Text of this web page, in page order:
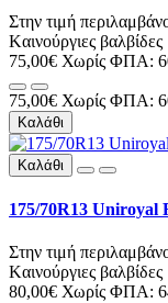
Στην τιμή
Kαινούργιες
75,00€ Χωρίς ΦΠΑ:
75,00€ Χωρίς ΦΠΑ:
Καλάθι
Καλάθι
175/70R13 Uniroyal
Στην τιμή
Kαινούργιες
80,00€ Χωρίς ΦΠΑ: